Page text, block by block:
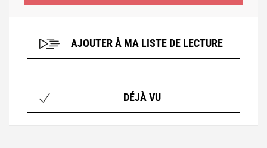
AJOUTER À MA LISTE DE LECTURE
DÉJÀ VU